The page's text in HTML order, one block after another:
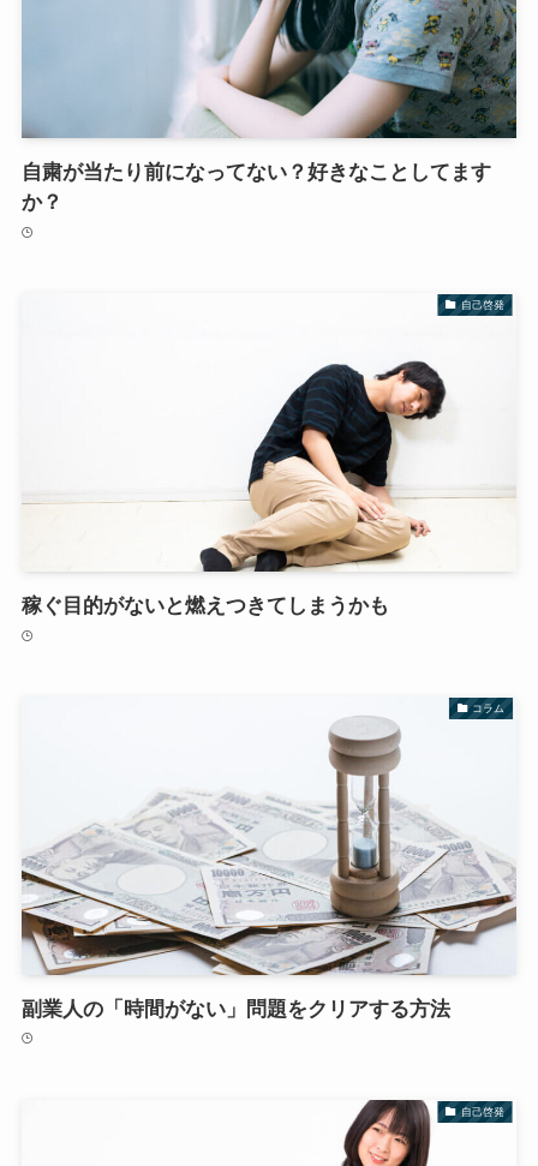
自粛が当たり前になってない？好きなことしてます
か？
自己啓発
稼ぐ目的がないと燃えつきてしまうかも
コラム
副業人の「時間がない」問題をクリアする方法
自己啓発